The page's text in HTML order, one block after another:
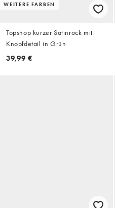
WEITERE FARBEN
Topshop kurzer Satinrock mit
Knopfdetail in Grün
39,99 €